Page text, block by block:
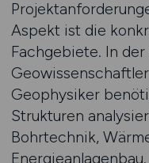
Aspekt ist die
Fachgebiete. In
Geophysiker
Strukturen
Bohrtechnik,